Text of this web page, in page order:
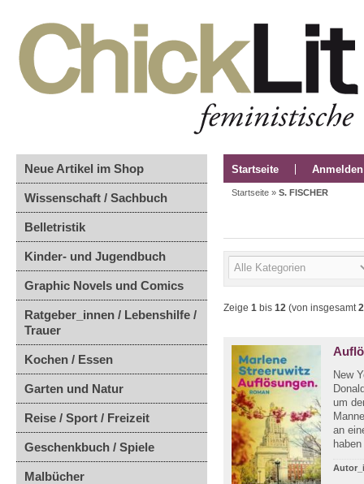
Neue Artikel im Shop
Wissenschaft / Sachbuch
Belletristik
Kinder- und Jugendbuch
Graphic Novels und Comics
Ratgeber_innen / Lebenshilfe /
Trauer
Kochen / Essen
Garten und Natur
Reise / Sport / Freizeit
Geschenkbuch / Spiele
Malbücher
Startseite Anmelden
Startseite » S. FISCHER
Zeige 1 bis 12 (von insgesamt
New
um
an